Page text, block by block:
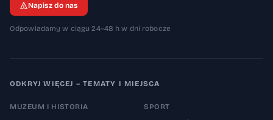
Napisz do nas
Odpowiadamy w ciągu 24–48 h w dni robocze
ODKRYJ WIĘCEJ – TEMATY I MIEJSCA
MUZEUM I HISTORIA SPORT